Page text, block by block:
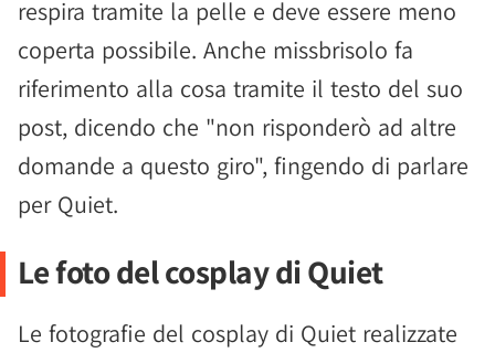
respira tramite la pelle e deve essere meno
coperta possibile. Anche missbrisolo fa
riferimento alla cosa tramite il testo del suo
post, dicendo che "non risponderò ad altre
domande a questo giro", fingendo di parlare
per Quiet.
Le foto del cosplay di Quiet
Le fotografie del cosplay di Quiet realizzate